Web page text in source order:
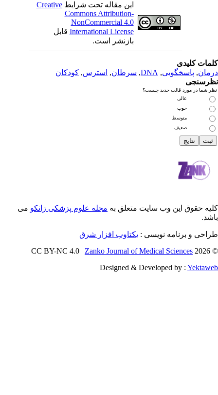
این مقاله تحت شرایطCreative
Commons Attribution-
NonCommercial 4.0
International Licenseقابل
بازنشر است.
,
DNA
,سرطان, استرس, کودکان
قالب جدید چیست؟
عالی
خوب
متوسط
ضعیف
این وب سایت متعلق به مجله علوم پزشکی زانکومی
نویسی :یکتاوب افزار شرق
Zanko Journal of Medical
Designed & Developed by :